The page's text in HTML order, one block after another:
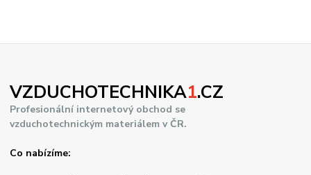
VZDUCHOTECHNIKA1.CZ
Profesionální internetový obchod se
vzduchotechnickým materiálem v ČR.
Co nabízíme: